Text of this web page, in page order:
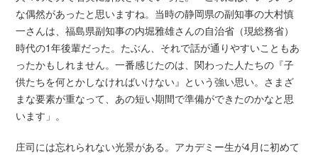
な偶然があったと思いますね。当時の静岡県の副知事の大村慎
一さんは、福島県副知事の内堀雅雄さんの自治省（現総務省）
時代の1年後輩だった。たぶん、それで話が通りやすいこともあ
ったかもしれません。一番感じたのは、関わった人たちの『子
供たちを何とかしなければいけない』という強い思い。さまざ
まな要素が重なって、あの短い期間で準備ができたのかなと思
います」。
庄司には忘れられない光景がある。アカデミー生が4月に初めて